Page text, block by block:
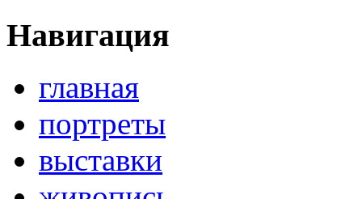
Навигация
главная
портреты
выставки